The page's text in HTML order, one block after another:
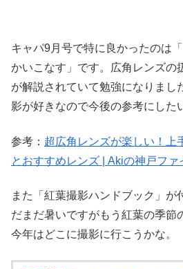
キャパ9月号で特に良かったのは
かいこなす」です。広角レンズの
が解説されていて勉強になりまし
影が好きなので今後の参考にした
参考： 超広角レンズが楽しい！上
とおすすめレンズ | Akiの神戸ファ
また「紅葉撮影ハンドブック」が
だまだ暑いですがもう紅葉の季節
今年はどこに撮影に行こうかな。